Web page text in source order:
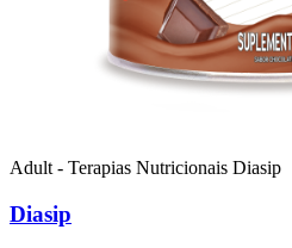
Adult - Terapias Nutricionais Diasip
Diasip